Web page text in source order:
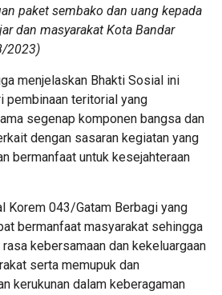
paket sembako dan uang kepada
dan masyarakat Kota Bandar
2023)
menjelaskan Bhakti Sosial ini
pembinaan teritorial yang
segenap komponen bangsa dan
dengan sasaran kegiatan yang
bermanfaat untuk kesejahteraan
Korem 043/Gatam Berbagi yang
bermanfaat masyarakat sehingga
kebersamaan dan kekeluargaan
serta memupuk dan
kerukunan dalam keberagaman